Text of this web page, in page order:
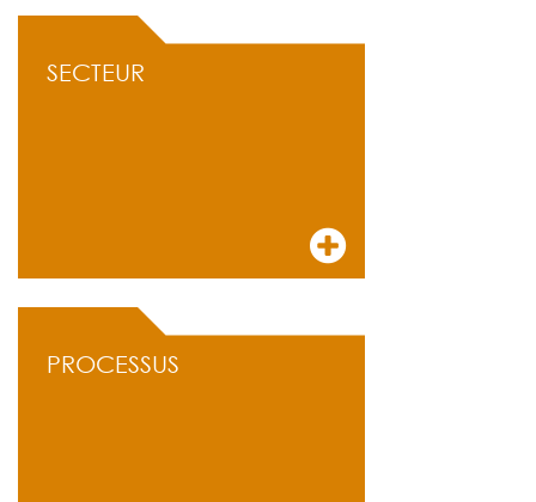
SECTEUR
PROCESSUS